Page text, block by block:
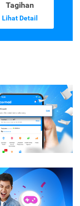
Tagihan
Lihat Detail